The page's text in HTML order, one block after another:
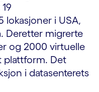
i USA,
Deretter migrerte
og 2000 virtuelle
plattform. Det
i datasenterets